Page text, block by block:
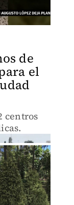
de
el
centros